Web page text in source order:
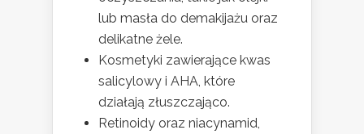
lub masła do demakijażu oraz
delikatne żele.
Kosmetyki zawierające kwas
salicylowy i AHA, które
działają złuszczająco.
Retinoidy oraz niacynamid,